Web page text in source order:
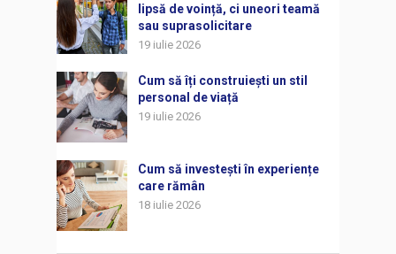
lipsă de voință, ci uneori teamă
sau suprasolicitare
19 iulie 2026
Cum să îți construiești un stil
personal de viață
19 iulie 2026
Cum să investești în experiențe
care rămân
18 iulie 2026